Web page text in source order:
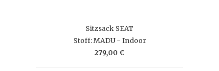
Sitzsack SEAT
Stoff: MADU - Indoor
279,00 €